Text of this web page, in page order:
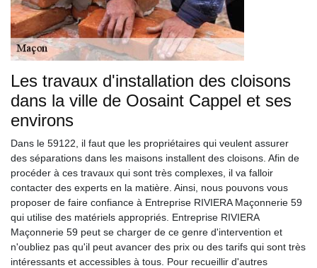
Les travaux d'installation des cloisons
dans la ville de Oosaint Cappel et ses
environs
Dans le 59122, il faut que les propriétaires qui veulent assurer
des séparations dans les maisons installent des cloisons. Afin de
procéder à ces travaux qui sont très complexes, il va falloir
contacter des experts en la matière. Ainsi, nous pouvons vous
proposer de faire confiance à Entreprise RIVIERA Maçonnerie 59
qui utilise des matériels appropriés. Entreprise RIVIERA
Maçonnerie 59 peut se charger de ce genre d'intervention et
n'oubliez pas qu'il peut avancer des prix ou des tarifs qui sont très
intéressants et accessibles à tous. Pour recueillir d'autres